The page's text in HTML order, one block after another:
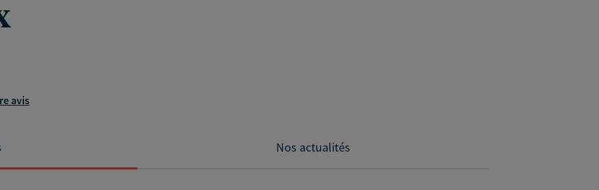
avis
Nos actualités